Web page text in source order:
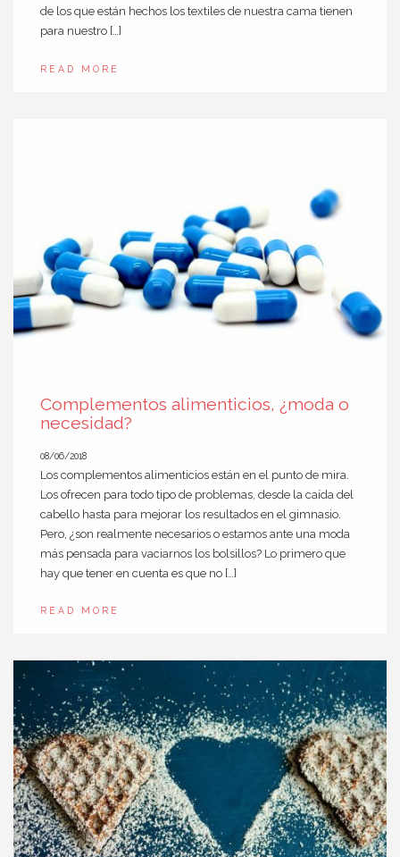
de los que están hechos los textiles de nuestra cama tienen
para nuestro […]
READ MORE
Complementos alimenticios, ¿moda o
necesidad?
08/06/2018
Los complementos alimenticios están en el punto de mira.
Los ofrecen para todo tipo de problemas, desde la caída del
cabello hasta para mejorar los resultados en el gimnasio.
Pero, ¿son realmente necesarios o estamos ante una moda
más pensada para vaciarnos los bolsillos? Lo primero que
hay que tener en cuenta es que no […]
READ MORE